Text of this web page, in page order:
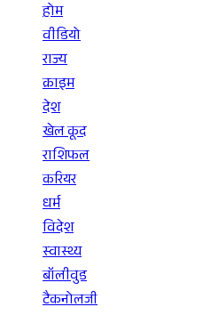
होम
वीडियो
राज्य
क्राइम
देश
खेल कूद
राशिफल
करियर
धर्म
विदेश
स्वास्थ्य
बॉलीवुड
टैकनोलजी